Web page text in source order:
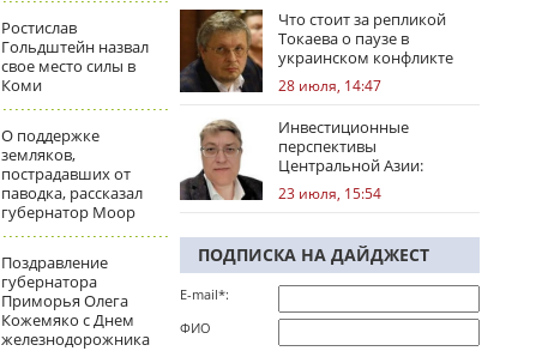
Ростислав
Гольдштейн назвал
свое место силы в
Коми
О поддержке
земляков,
пострадавших от
паводка, рассказал
губернатор Моор
Поздравление
губернатора
Приморья Олега
Кожемяко с Днем
железнодорожника
Что стоит за репликой
Токаева о паузе в
украинском конфликте
28 июля, 14:47
Инвестиционные
перспективы
Центральной Азии:
региональные тренды
23 июля, 15:54
ПОДПИСКА НА ДАЙДЖЕСТ
E-mail*:
ФИО